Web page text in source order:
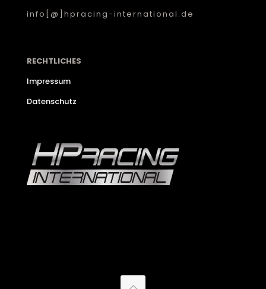
info[@]hpracing-international.de
RECHTLICHES
Impressum
Datenschutz